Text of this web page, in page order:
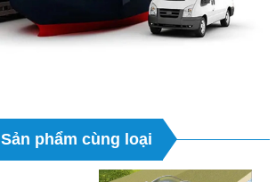
Sản phẩm cùng loại